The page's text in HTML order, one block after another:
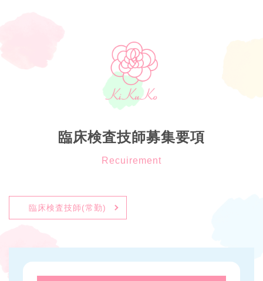
臨床検査技師募集要項
臨床検査技師(常勤)